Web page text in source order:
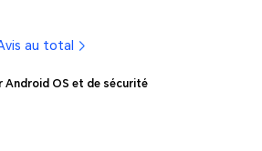
au total
Android OS et de sécurité